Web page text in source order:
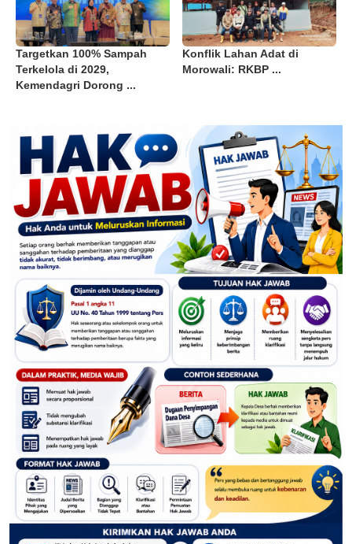
Targetkan 100% Sampah
Terkelola di 2029,
Kemendagri Dorong ...
Konflik Lahan Adat di
Morowali: RKBP ...